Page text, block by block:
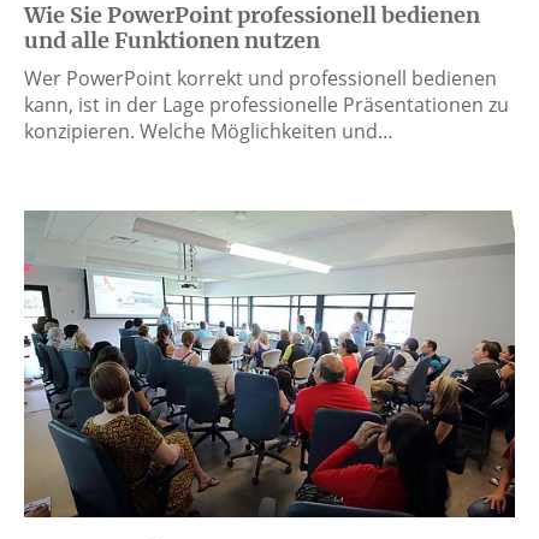
Wie Sie PowerPoint professionell bedienen
und alle Funktionen nutzen
Wer PowerPoint korrekt und professionell bedienen
kann, ist in der Lage professionelle Präsentationen zu
konzipieren. Welche Möglichkeiten und…